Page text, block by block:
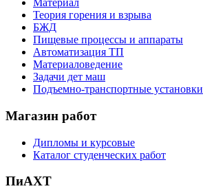
Материал
Теория горения и взрыва
БЖД
Пищевые процессы и аппараты
Автоматизация ТП
Материаловедение
Задачи дет маш
Подъемно-транспортные установки
Магазин работ
Дипломы и курсовые
Каталог студенческих работ
ПиАХТ